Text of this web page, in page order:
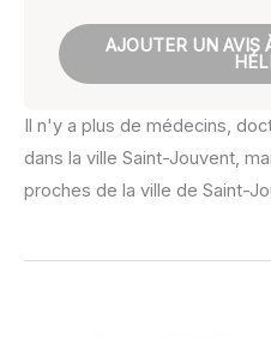
AJOUTER UN AVIS
Il n'y a plus de médecins,
dans la ville Saint-Jouvent,
proches de la ville de Saint-